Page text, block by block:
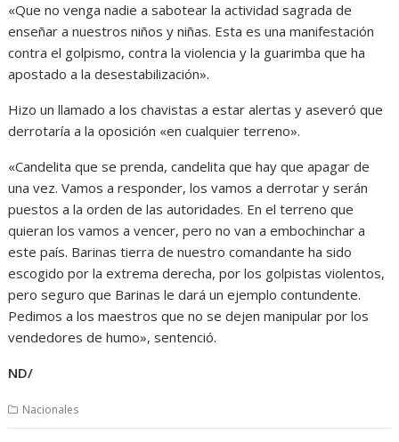
«Que no venga nadie a sabotear la actividad sagrada de
enseñar a nuestros niños y niñas. Esta es una manifestación
contra el golpismo, contra la violencia y la guarimba que ha
apostado a la desestabilización».
Hizo un llamado a los chavistas a estar alertas y aseveró que
derrotaría a la oposición «en cualquier terreno».
«Candelita que se prenda, candelita que hay que apagar de
una vez. Vamos a responder, los vamos a derrotar y serán
puestos a la orden de las autoridades. En el terreno que
quieran los vamos a vencer, pero no van a embochinchar a
este país. Barinas tierra de nuestro comandante ha sido
escogido por la extrema derecha, por los golpistas violentos,
pero seguro que Barinas le dará un ejemplo contundente.
Pedimos a los maestros que no se dejen manipular por los
vendedores de humo», sentenció.
ND/
Nacionales